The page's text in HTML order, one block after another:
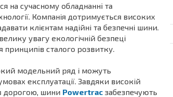
на сучасному обладнанні та
Компанія дотримується високих
клієнтам надійні та безпечні шини.
увагу екологічній безпеці
сталого розвитку.
модельний ряд і можуть
експлуатації. Завдяки високій
дорогою, шини Powertrac забезпечують